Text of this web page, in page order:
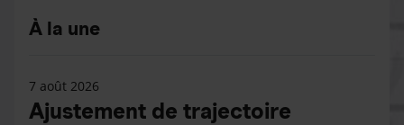
À la une
7 août 2026
Ajustement de trajectoire